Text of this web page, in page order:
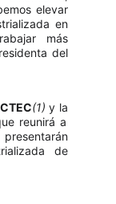
elevar
en
más
del
CTEC(1) y la
reunirá a
de